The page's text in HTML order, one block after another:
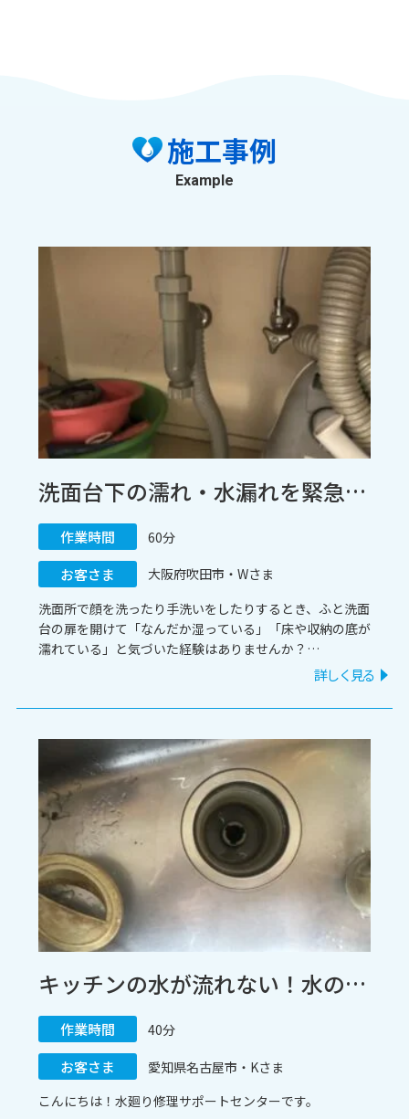
施工事例
Example
洗面台下の濡れ・水漏れを緊急解決！古くなった混合栓と排水管のセット交換施工 / 大阪府吹田市
作業時間 60分
お客さま
大阪府吹田市・Wさま
洗面所で顔を洗ったり手洗いをしたりするとき、ふと洗面
台の扉を開けて「なんだか湿っている」「床や収納の底が
濡れている」と気づいた経験はありませんか？
洗面台の下は普段見えにくいため、気がついた時には水漏
面所の水漏れ修理」の事例をご紹介します。緊急での駆け
つけから施工完了までの流れをまとめましたので、ぜひ参
考にしてみてくださいね。
詳しく見る
キッチンの水が流れない！水の引きが悪いシンクの詰まりを専用ポンプで迅速解決 / 愛知県名古屋市
作業時間 40分
お客さま
愛知県名古屋市・Kさま
こんにちは！水廻り修理サポートセンターです。